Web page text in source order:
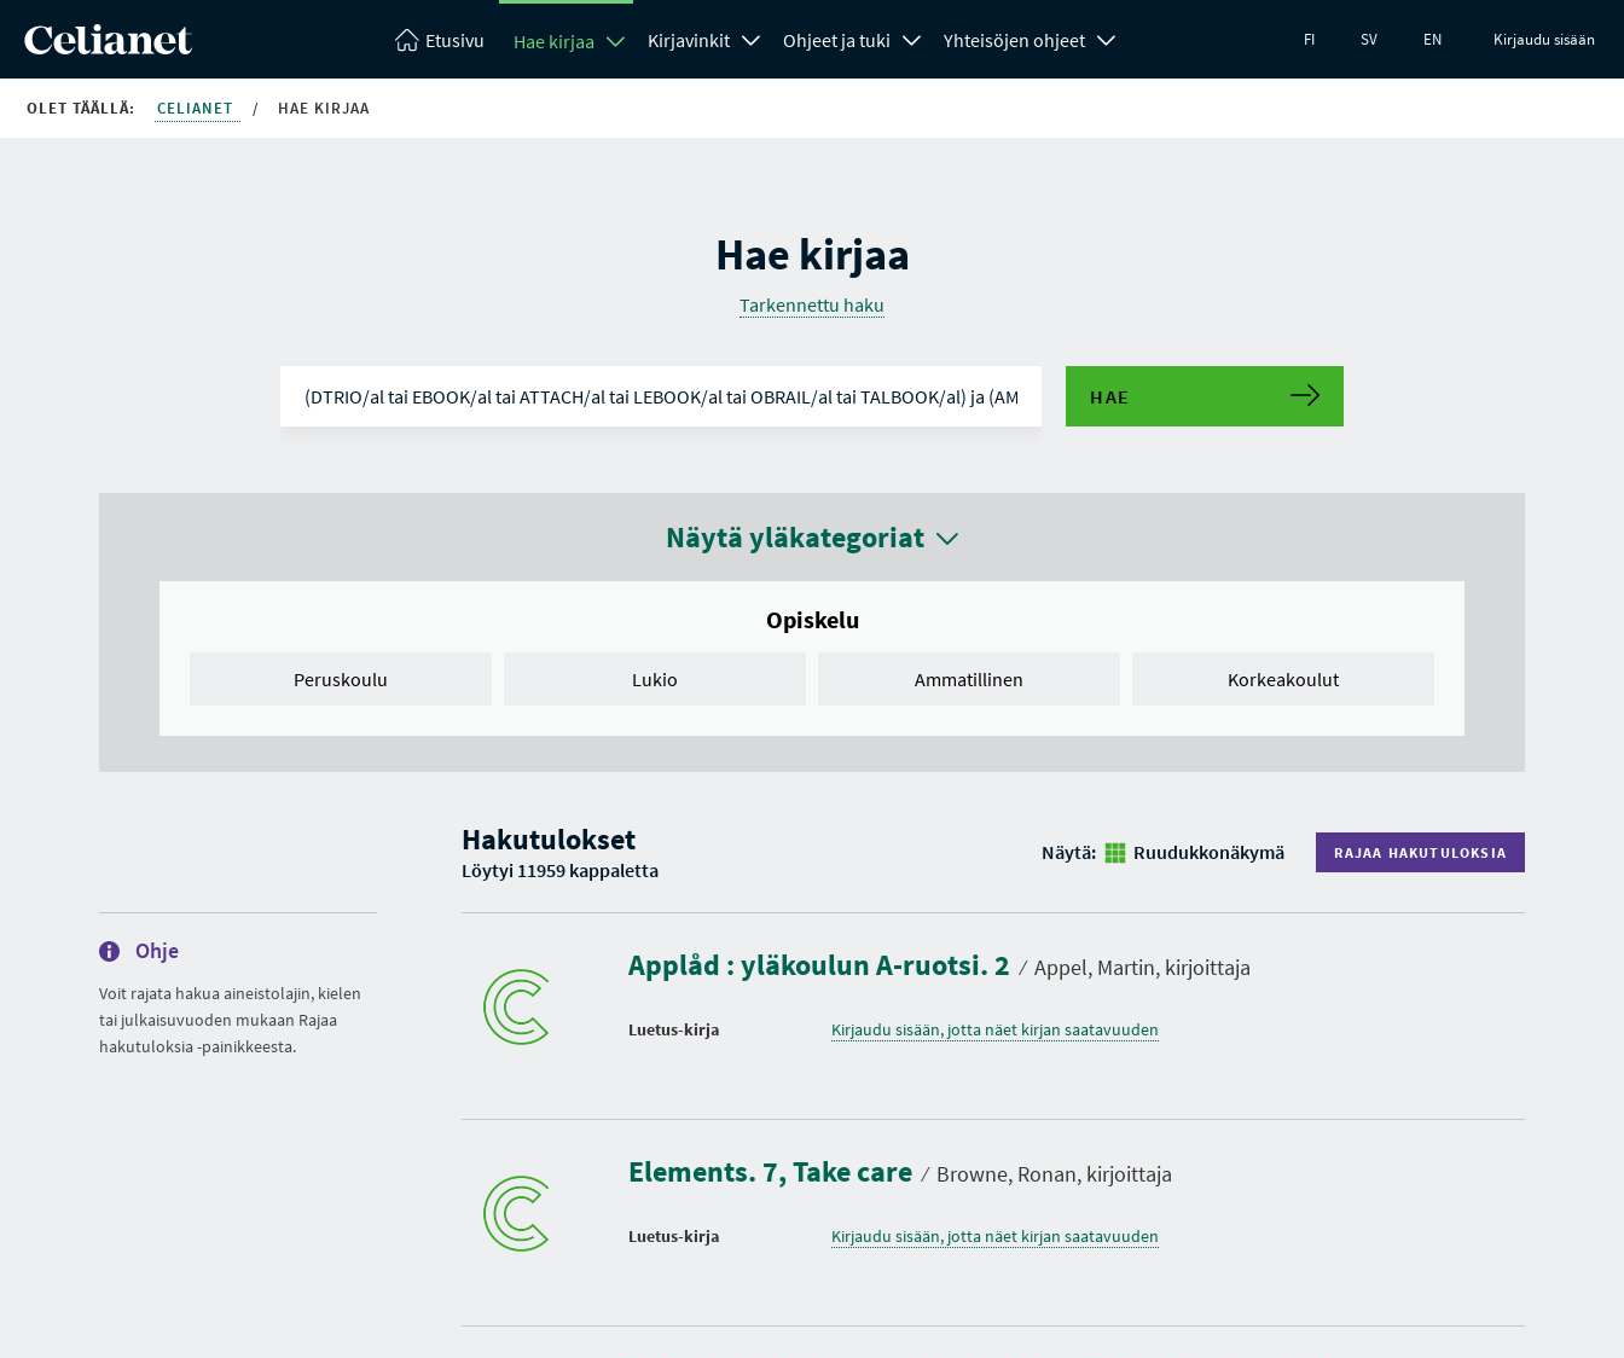
Etusivu Hae kirjaa Kirjavinkit Ohjeet ja tuki Yhteisöjen ohjeet FI SV EN Kirjaudu sisään
OLET TÄÄLLÄ: CELIANET / HAE KIRJAA
Hae kirjaa
Tarkennettu haku
HAE
Näytä yläkategoriat
Opiskelu
Peruskoulu Lukio Ammatillinen Korkeakoulut
Hakutulokset
Löytyi 11959 kappaletta
Näytä: Ruudukkonäkymä RAJAA HAKUTULOKSIA
Ohje
Voit rajata hakua aineistolajin, kielen
tai julkaisuvuoden mukaan Rajaa
hakutuloksia -painikkeesta.
Applåd : yläkoulun A-ruotsi. 2 ⁄ Appel, Martin, kirjoittaja
Luetus-kirja Kirjaudu sisään, jotta näet kirjan saatavuuden
Elements. 7, Take care ⁄ Browne, Ronan, kirjoittaja
Luetus-kirja Kirjaudu sisään, jotta näet kirjan saatavuuden